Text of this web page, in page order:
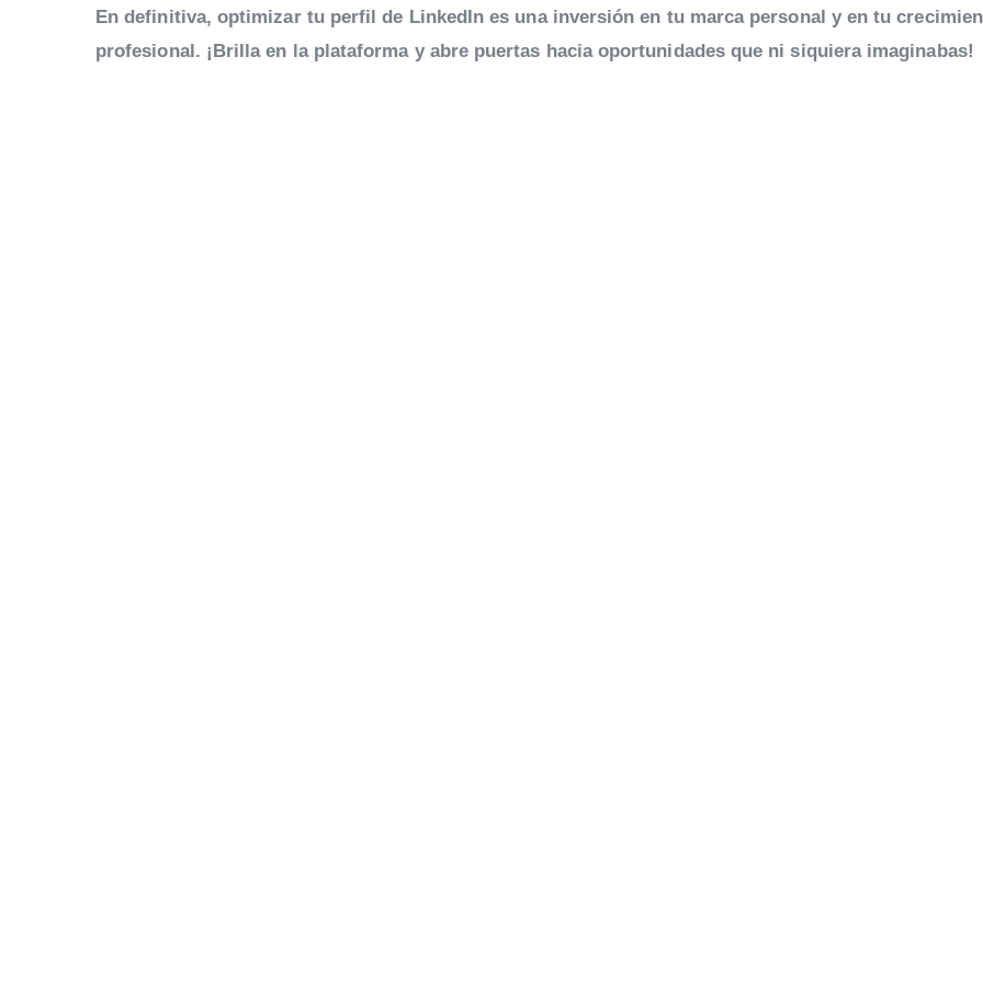
En definitiva, optimizar tu perfil de LinkedIn es una inversión en tu marca personal y en tu
profesional. ¡Brilla en la plataforma y abre puertas hacia oportunidades que ni siquiera imaginabas!